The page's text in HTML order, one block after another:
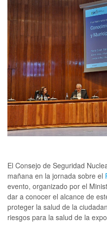
El Consejo de Seguridad
mañana en la jornada sobre el
evento, organizado por el
dar a conocer el alcance de
proteger la salud de la
riesgos para la salud de la